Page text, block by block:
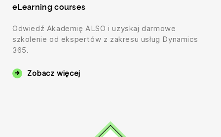
eLearning courses
Odwiedź Akademię ALSO i uzyskaj darmowe
szkolenie od ekspertów z zakresu usług Dynamics
365.
Zobacz więcej